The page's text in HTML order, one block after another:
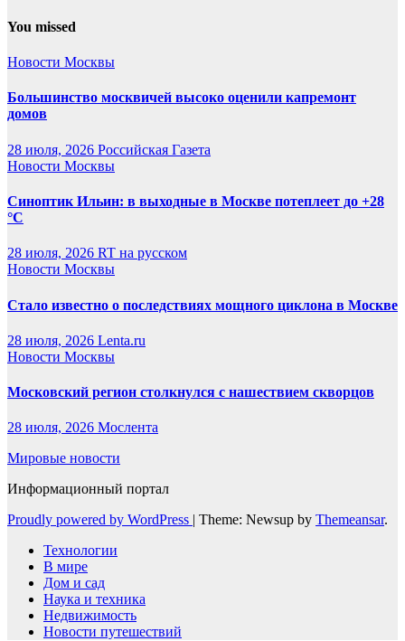
You missed
Новости Москвы
Большинство москвичей высоко оценили капремонт
домов
28 июля, 2026 Российская Газета
Новости Москвы
Синоптик Ильин: в выходные в Москве потеплеет до +28
°C
28 июля, 2026 RT на русском
Новости Москвы
Стало известно о последствиях мощного циклона в Москве
28 июля, 2026 Lenta.ru
Новости Москвы
Московский регион столкнулся с нашествием скворцов
28 июля, 2026 Мослента
Мировые новости
Информационный портал
Proudly powered by WordPress | Theme: Newsup by Themeansar.
Технологии
В мире
Дом и сад
Наука и техника
Недвижимость
Новости путешествий